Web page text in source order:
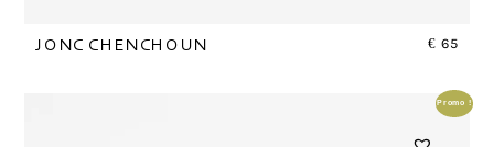
JONC CHENCHOUN € 65
Promo !